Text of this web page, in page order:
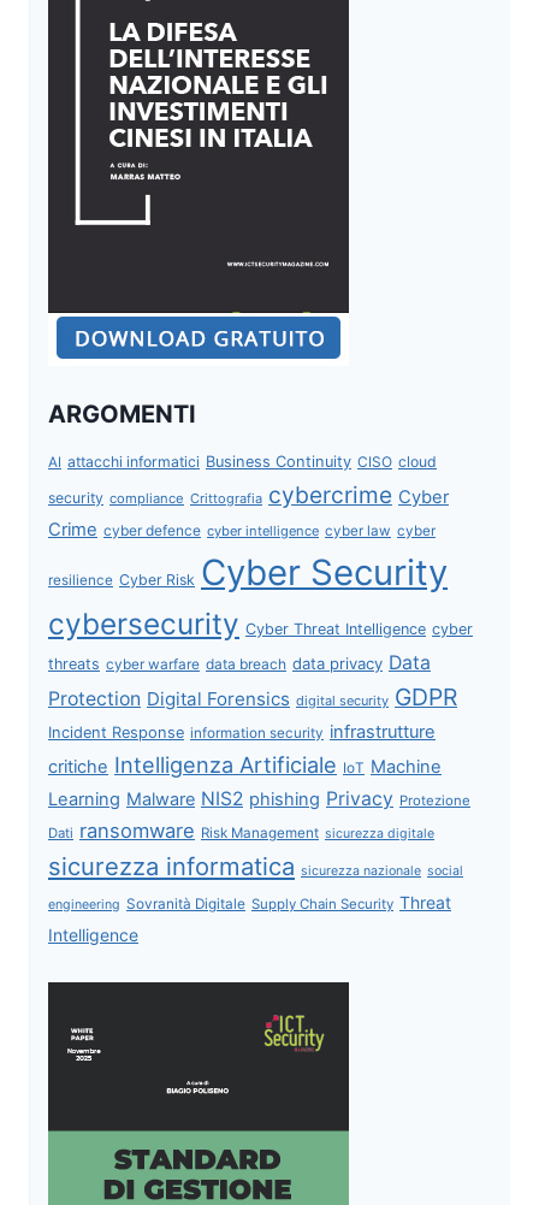
ARGOMENTI
AI attacchi informatici Business Continuity CISO cloud
security compliance Crittografia cybercrime Cyber
Crime cyber defence cyber intelligence cyber law cyber
resilience Cyber Risk Cyber Security
cybersecurity Cyber Threat Intelligence cyber
threats cyber warfare data breach data privacy Data
Protection Digital Forensics digital security GDPR
Incident Response information security infrastrutture
critiche Intelligenza Artificiale IoT Machine
Learning Malware NIS2 phishing Privacy Protezione
Dati ransomware Risk Management sicurezza digitale
sicurezza informatica sicurezza nazionale social
engineering Sovranità Digitale Supply Chain Security Threat
Intelligence